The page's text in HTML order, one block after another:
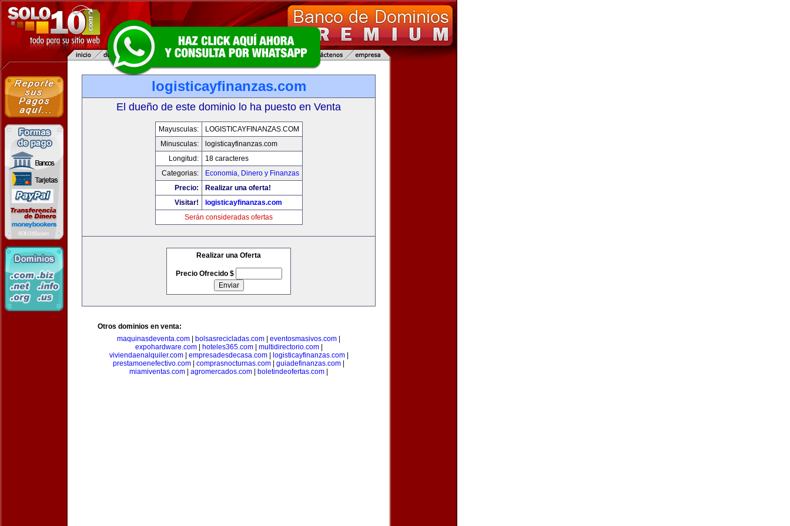
logisticayfinanzas.com
El dueño de este dominio lo ha puesto en Venta
Mayusculas:
LOGISTICAYFINANZAS.COM
Minusculas:
logisticayfinanzas.com
Longitud:
18 caracteres
Categorias:
Economia, Dinero y Finanzas
Precio:
Realizar una oferta!
Visitar!
logisticayfinanzas.com
Serán consideradas ofertas
Realizar una Oferta
Precio Ofrecido $
Otros dominios en venta:
maquinasdeventa.com
bolsasrecicladas.com eventosmasivos.com
expohardware.com| hoteles365.com| multidirectorio.com|
viviendaenalquiler.com| empresadesdecasa.com| logisticayfinanzas.com|
prestamoenefectivo.com
comprasnocturnas.com guiadefinanzas.com
miamiventas.com
agromercados.com boletindeofertas.com